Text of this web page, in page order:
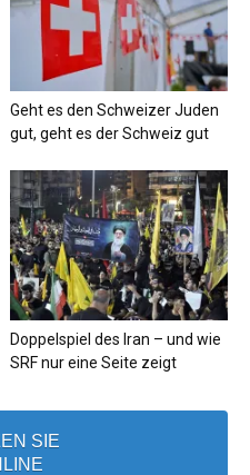
Geht es den Schweizer Juden
gut, geht es der Schweiz gut
Doppelspiel des Iran – und wie
SRF nur eine Seite zeigt
SIE